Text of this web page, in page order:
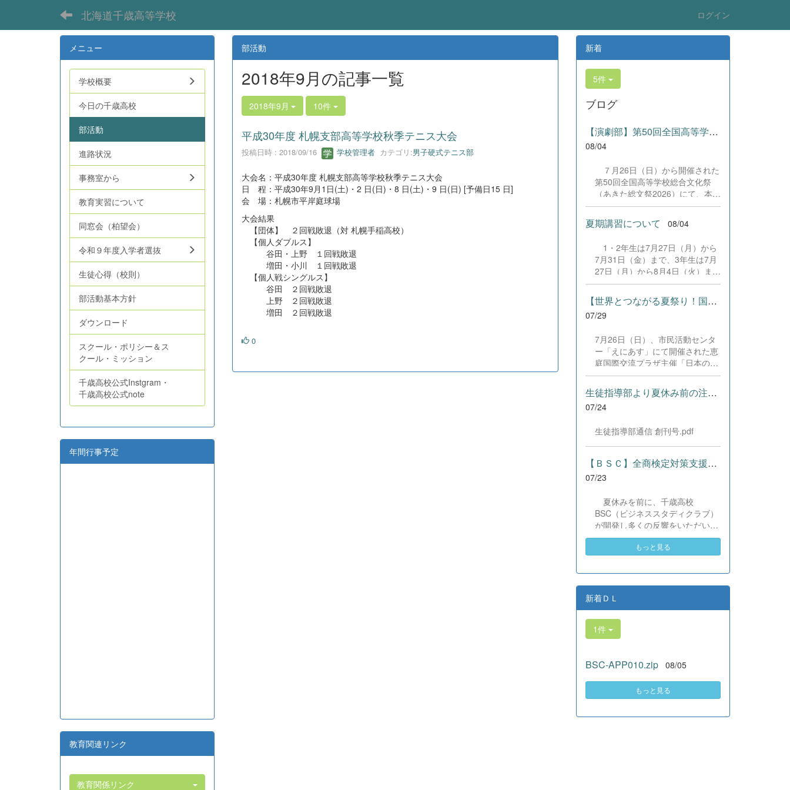
北海道千歳高等学校 ログイン
部活動
2018年9月の記事一覧
2018年9月 10件
平成30年度 札幌支部高等学校秋季テニス大会
投稿日時 : 2018/09/16 学校管理者カテゴリ:男子硬式テニス部
大会名：平成30年度 札幌支部高等学校秋季テニス大会
日 程：平成30年9月1日(土)・2 日(日)・8 日(土)・9 日(日) [予備日15 日]
会 場：札幌市平岸庭球場
大会結果
【団体】 ２回戦敗退（対 札幌手稲高校）
【個人ダブルス】
谷田・上野 １回戦敗退
増田・小川 １回戦敗退
【個人戦シングルス】
谷田 ２回戦敗退
上野 ２回戦敗退
増田 ２回戦敗退
0
メニュー
学校概要
今日の千歳高校
部活動
進路状況
事務室から
教育実習について
同窓会（柏望会）
令和９年度入学者選抜
生徒心得（校則）
部活動基本方針
ダウンロード
スクール・ポリシー＆ス
クール・ミッション
千歳高校公式Instgram・
千歳高校公式note
年間行事予定
教育関連リンク
教育関係リンク
新着
5件
ブログ
【演劇部】第50回全国高等学校総合文化祭にて受賞!
08/04
７月26日（日）から開催された
第50回全国高等学校総合文化祭
（あきた総文祭2026）にて、本校
演劇部が「優良賞」及び「舞台美
術賞」を受賞いたしました。大会
当日は、本校の部員たちもこれま
分に発揮し、堂々と舞台に立ちま
した。緊張感のある全国の舞台に
おいて、一人一人が役割を果た
し、心を込めた演技と表現を披露
することができました。 また、
今回の全国大会出場にあたり、多
ました企業の皆様、ならびに心温
まるご寄付や温かいご声援を寄せ
てくださった地域の皆様方に、心
より感謝申し上げます。皆様から
な励みとなり、全国の舞台で最高
のパフォーマンスと演技を届ける
糧に、さらに表現力に磨きをか
ぬご声援をよろしくお願いいたし
夏期講習について 08/04
1・2年生は7月27日（月）から
7月31日（金）まで、3年生は7月
27日（月）から8月4日（火）まで
の日程で、それぞれ学習に取り組
みました。多くの生徒が意欲的に
参加し、これまでの学習内容の復
習や発展的な内容、受験に向けた
られました。夏期講習で身に付け
た学習習慣や知識を、今後の学校
生活や学習に生かし、一人一人が
さらなる成長につなげてくれるこ
とを期待しています。 &nbsp;
【世界とつながる夏祭り！国際教養科の生徒が多文化共生ボランテ...
07/29
7月26日（日）、市民活動センタ
ー「えにあす」にて開催された恵
庭国際交流プラザ主催「日本の夏
祭り体験」に、本校国際教養科の
生徒6名がボランティアとして参
加しました！ 会場にはウクライ
ナ、ネパール、アフガニスタンな
ヨー釣りや綿あめ、盆踊りなどを
満喫。浴衣姿でイベントを彩った
1年生や、経験を生かして頼もし
く場を仕切る3年生など、生徒た
ちは言葉や国境を超えて笑顔で交
は、「国籍や年齢を問わず笑顔で
寄り添い、自分で考えて動く姿が
素晴らしい。異文化理解のマイン
ドが自然と身についている」と、
賞賛の声をいただきました！ 教室
う広いフィールドで本領を発揮す
る教養科生たち。多文化共生社会
を引っ張る頼もしい姿に、誇らし
さでいっぱいです。 教養科生、ど
んどん外へ飛び出そう！ その温か
い心と行動力を磨き、世界を笑顔
生徒指導部より夏休み前の注意事項
07/24
生徒指導部通信 創刊号.pdf
【ＢＳＣ】全商検定対策支援ポータルサイト「Compath（コンパス）...
07/23
夏休みを前に、千歳高校
BSC（ビジネススタディクラブ）
が開発し多くの反響をいただいて
いる、全商検定合格支援ポータル
サイト『Compath（コンパス）』
ました。 今回もユーザーの皆様
からいただいたアンケートのご意
見をもとに、BSC部員のプログラ
ミングチームがデバッグ（不具合
修正）から新機能の実装までを行
いました。今回のアップデートで
は、ビジネス計算・簿記・ビジネ
務分析・ビジネスコミュニケーシ
の更新プログラムを一挙にリリー
スしました。 具体的には、各検
もっと見る
新着ＤＬ
1件
BSC-APP010.zip 08/05
もっと見る